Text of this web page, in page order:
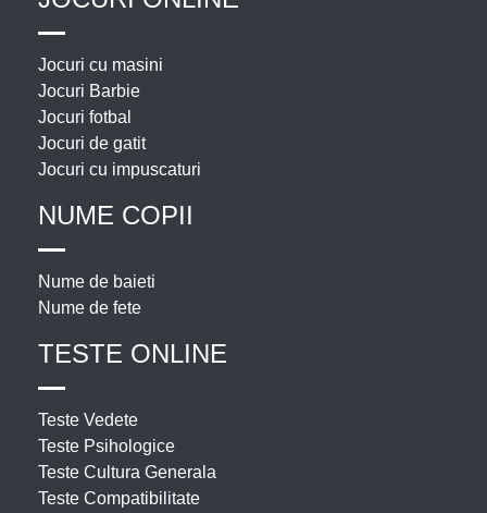
Jocuri cu masini
Jocuri Barbie
Jocuri fotbal
Jocuri de gatit
Jocuri cu impuscaturi
NUME COPII
Nume de baieti
Nume de fete
TESTE ONLINE
Teste Vedete
Teste Psihologice
Teste Cultura Generala
Teste Compatibilitate